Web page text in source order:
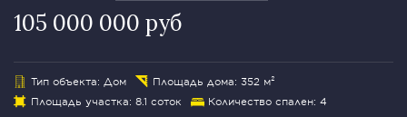
105 000 000 руб
Тип объекта: Дом
Площадь дома: 352 м²
Площадь участка: 8.1 соток
Количество спален: 4